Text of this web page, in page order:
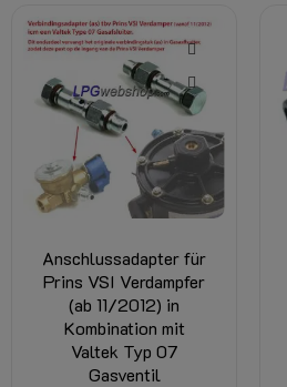
Anschlussadapter für
Prins VSI Verdampfer
(ab 11/2012) in
Kombination mit
Valtek Typ 07
Gasventil